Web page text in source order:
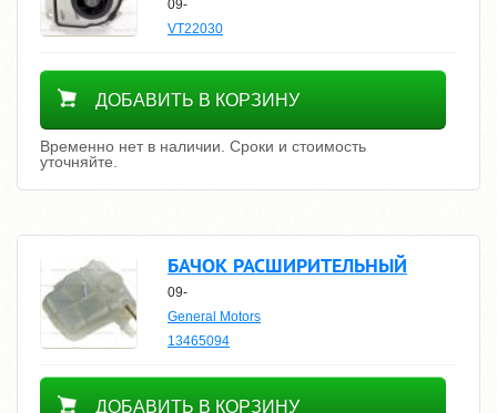
09-
VT22030
Уточнить цену
ДОБАВИТЬ В КОРЗИНУ
Временно нет в наличии. Сроки и стоимость
уточняйте.
БАЧОК РАСШИРИТЕЛЬНЫЙ
09-
General Motors
13465094
3020
ДОБАВИТЬ В КОРЗИНУ